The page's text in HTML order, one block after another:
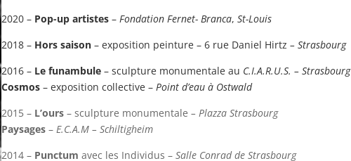
2020 – Pop-up artistes– Fondation Fernet- Branca, St-Louis
2018 – Hors saison– exposition peinture – 6 rue Daniel Hirtz – Strasbourg
2016 – Le funambule– sculpture monumentale au C.I.A.R.U.S. – Strasbourg
Cosmos– exposition collective – Point d’eau à Ostwald
2015 – L’ours– sculpture monumentale – Plazza Strasbourg
Paysages– E.C.A.M – Schiltigheim
2014 – Punctum avec les Individus – Salle Conrad de Strasbourg